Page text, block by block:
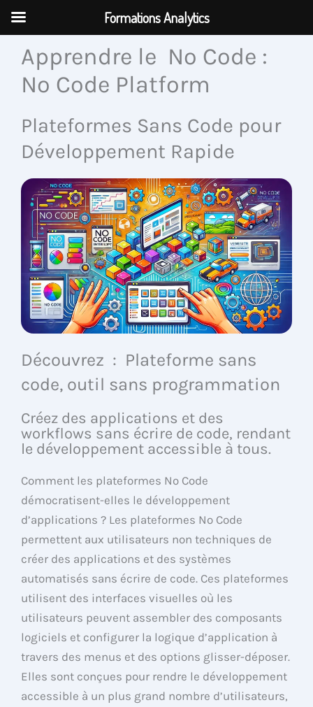
Aller
contenuApprendre le No Code :
No Code Platform
Plateformes Sans Code pour
Développement Rapide
Découvrez : Plateforme sans
code, outil sans programmation
Créez des applications et des
workflows sans écrire de code, rendant
le développement accessible à tous.
Comment les plateformes No Code
démocratisent-elles le développement
d’applications ? Les plateformes No Code
permettent aux utilisateurs non techniques de
créer des applications et des systèmes
automatisés sans écrire de code. Ces plateformes
utilisent des interfaces visuelles où les
utilisateurs peuvent assembler des composants
logiciels et configurer la logique d’application à
travers des menus et des options glisser-déposer.
Elles sont conçues pour rendre le développement
accessible à un plus grand nombre d’utilisateurs,
Formations Analytics